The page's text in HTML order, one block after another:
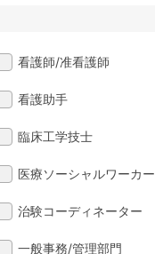
看護師/准看護師
看護助手
臨床工学技士
医療ソーシャルワーカー
治験コーディネーター
一般事務/管理部門